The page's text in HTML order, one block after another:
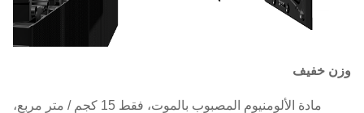
وزن خفيف
مادة الألومنيوم المصبوب بالموت، فقط 15 كجم / متر مربع،